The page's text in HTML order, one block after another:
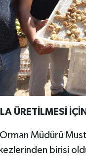
ÜRETİLMESİ
Orman Müdürü
birisi